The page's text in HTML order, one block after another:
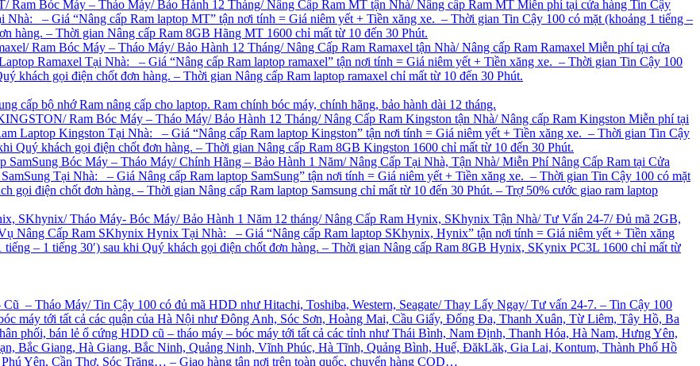
Ram Bóc Máy – Tháo Máy/ Bảo Hành 12 Tháng/ Nâng Cấp Ram MT tận Nhà/ Nâng cấp Ram MT Miễn phí tại cửa hàng Tin Cậy
– Giá “Nâng cấp Ram laptop MT” tận nơi tính = Giá niêm yết + Tiền xăng xe. – Thời gian Tin Cậy 100 có mặt (khoảng 1 tiếng –
hàng. – Thời gian Nâng cấp Ram 8GB Hãng MT 1600 chỉ mất từ 10 đến 30 Phút.
Ram Bóc Máy – Tháo Máy/ Bảo Hành 12 Tháng/ Nâng Cấp Ram Ramaxel tận Nhà/ Nâng cấp Ram Ramaxel Miễn phí tại cửa
Ramaxel Tại Nhà: – Giá “Nâng cấp Ram laptop ramaxel” tận nơi tính = Giá niêm yết + Tiền xăng xe. – Thời gian Tin Cậy 100
khách gọi điện chốt đơn hàng. – Thời gian Nâng cấp Ram laptop ramaxel chỉ mất từ 10 đến 30 Phút.
cấp bộ nhớ Ram nâng cấp cho laptop. Ram chính bóc máy, chính hãng, bảo hành dài 12 tháng.
Ram Bóc Máy – Tháo Máy/ Bảo Hành 12 Tháng/ Nâng Cấp Ram Kingston tận Nhà/ Nâng cấp Ram Kingston Miễn phí tại
Laptop Kingston Tại Nhà: – Giá “Nâng cấp Ram laptop Kingston” tận nơi tính = Giá niêm yết + Tiền xăng xe. – Thời gian Tin Cậy
Quý khách gọi điện chốt đơn hàng. – Thời gian Nâng cấp Ram 8GB Kingston 1600 chỉ mất từ 10 đến 30 Phút.
SamSung Bóc Máy – Tháo Máy/ Chính Hãng – Bảo Hành 1 Năm/ Nâng Cấp Tại Nhà, Tận Nhà/ Miễn Phí Nâng Cấp Ram tại Cửa
Tại Nhà: – Giá Nâng cấp Ram laptop SamSung” tận nơi tính = Giá niêm yết + Tiền xăng xe. – Thời gian Tin Cậy 100 có mặt
gọi điện chốt đơn hàng. – Thời gian Nâng cấp Ram laptop Samsung chỉ mất từ 10 đến 30 Phút. – Trợ 50% cước giao ram laptop
SKhynix/ Tháo Máy- Bóc Máy/ Bảo Hành 1 Năm 12 tháng/ Nâng Cấp Ram Hynix, SKhynix Tận Nhà/ Tư Vấn 24-7/ Đủ mã 2GB,
Nâng Cấp Ram SKhynix Hynix Tại Nhà: – Giá “Nâng cấp Ram laptop SKhynix, Hynix” tận nơi tính = Giá niêm yết + Tiền xăng
– 1 tiếng 30′) sau khi Quý khách gọi điện chốt đơn hàng. – Thời gian Nâng cấp Ram 8GB Hynix, SKynix PC3L 1600 chỉ mất từ
– Tháo Máy/ Tin Cậy 100 có đủ mã HDD như Hitachi, Toshiba, Western, Seagate/ Thay Lấy Ngay/ Tư vấn 24-7. – Tin Cậy 100
máy tới tất cả các quận của Hà Nội như Đông Anh, Sóc Sơn, Hoàng Mai, Cầu Giấy, Đống Đa, Thanh Xuân, Từ Liêm, Tây Hồ, Ba
phối, bán lẻ ổ cứng HDD cũ – tháo máy – bóc máy tới tất cả các tỉnh như Thái Bình, Nam Định, Thanh Hóa, Hà Nam, Hưng Yên,
Bắc Giang, Hà Giang, Bắc Ninh, Quảng Ninh, Vĩnh Phúc, Hà Tĩnh, Quảng Bình, Huế, ĐăkLăk, Gia Lai, Kontum, Thành Phố Hồ
Yên, Cần Thơ, Sóc Trăng… – Giao hàng tận nơi trên toàn quốc, chuyển hàng COD…